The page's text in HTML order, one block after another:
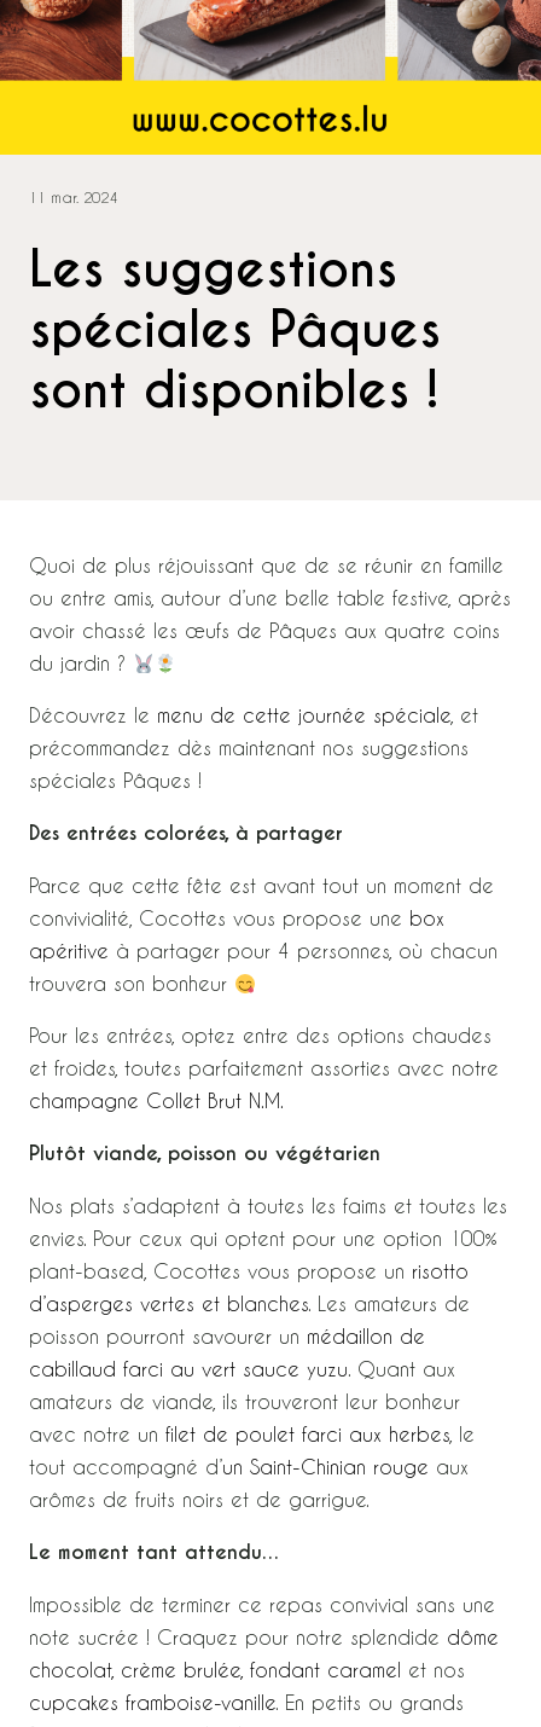
11 mar. 2024
Les suggestions
spéciales Pâques
sont disponibles !
Quoi de plus réjouissant que de se réunir en famille
ou entre amis, autour d’une belle table festive, après
avoir chassé les œufs de Pâques aux quatre coins
du jardin ?
Découvrez le menu de cette journée spéciale , et
précommandez dès maintenant nos suggestions
spéciales Pâques !
Des entrées colorées, à partager
Parce que cette fête est avant tout un moment de
convivialité, Cocottes vous propose une box
apéritive à partager pour 4 personnes, où chacun
trouvera son bonheur
Pour les entrées, optez entre des options chaudes
et froides, toutes parfaitement assorties avec notre
champagne Collet Brut N.M.
Plutôt viande, poisson ou végétarien
Nos plats s’adaptent à toutes les faims et toutes les
envies. Pour ceux qui optent pour une option 100%
plant-based, Cocottes vous propose un risotto
d’asperges vertes et blanches. Les amateurs de
poisson pourront savourer un médaillon de
cabillaud farci au vert sauce yuzu. Quant aux
amateurs de viande, ils trouveront leur bonheur
avec notre un filet de poulet farci aux herbes , le
tout accompagné d’un Saint-Chinian rouge aux
arômes de fruits noirs et de garrigue.
Le moment tant attendu…
Impossible de terminer ce repas convivial sans une
note sucrée ! Craquez pour notre splendide dôme
chocolat, crème brulée, fondant caramel et nos
cupcakes framboise-vanille. En petits ou grands